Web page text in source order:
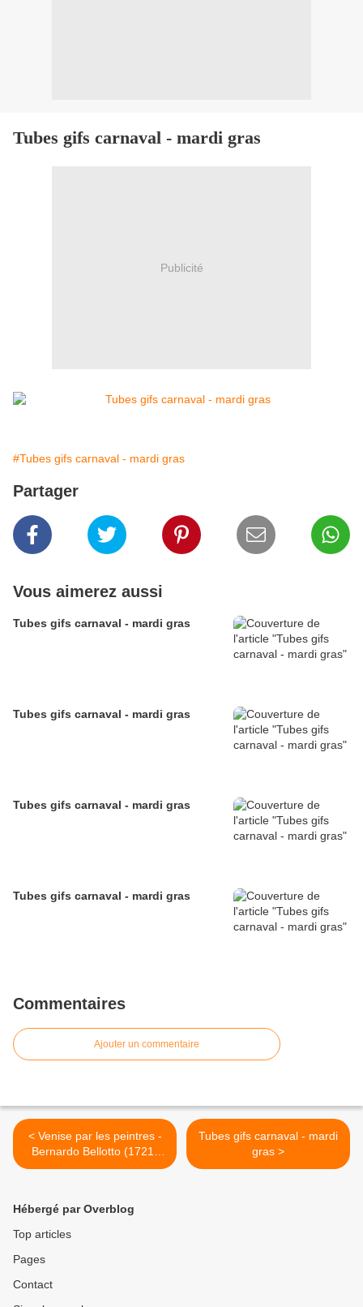
Tubes gifs carnaval - mardi gras
Publicité
#Tubes gifs carnaval - mardi gras
Partager
Vous aimerez aussi
Tubes gifs carnaval - mardi gras
Tubes gifs carnaval - mardi gras
Tubes gifs carnaval - mardi gras
Tubes gifs carnaval - mardi gras
Commentaires
Ajouter un commentaire
< Venise par les peintres -
Bernardo Bellotto (1721-
1780) Plazza san Marco
Tubes gifs carnaval - mardi
gras >
Hébergé par Overblog
Top articles
Pages
Contact